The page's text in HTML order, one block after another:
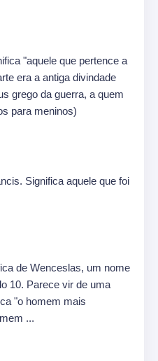
"aquele que pertence a
era a antiga divindade
grego da guerra, a quem
para meninos)
Significa aquele que foi
de Wenceslas, um nome
10. Parece vir de uma
"o homem mais
...